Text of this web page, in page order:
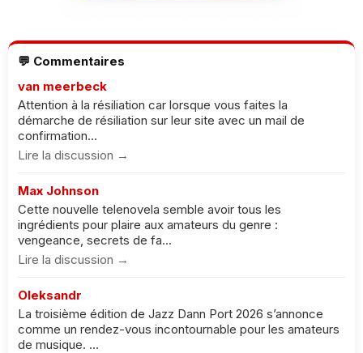
💬 Commentaires
van meerbeck
Attention à la résiliation car lorsque vous faites la
démarche de résiliation sur leur site avec un mail de
confirmation...
Lire la discussion →
Max Johnson
Cette nouvelle telenovela semble avoir tous les
ingrédients pour plaire aux amateurs du genre :
vengeance, secrets de fa...
Lire la discussion →
Oleksandr
La troisième édition de Jazz Dann Port 2026 s’annonce
comme un rendez-vous incontournable pour les amateurs
de musique. ...